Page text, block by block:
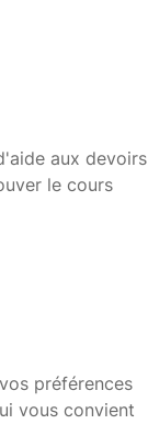
aux devoirs
le cours
préférences
vous convient